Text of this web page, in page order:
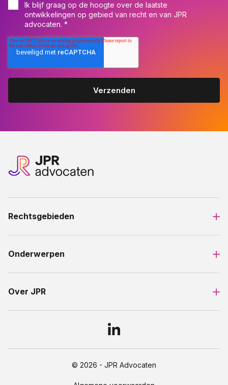
Ik blijf graag op de hoogte over de laatste
ontwikkelingen op gebied van recht en van JPR
advocaten. *
Rechtsgebieden
Onderwerpen
Over JPR
© 2026 - JPR Advocaten